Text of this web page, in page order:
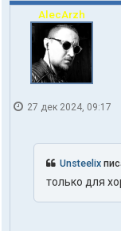
AlecArzh
27 дек 2024, 09:17
Unsteelix
только для